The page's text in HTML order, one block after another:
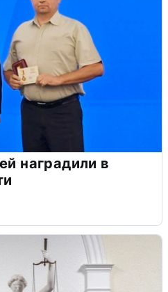
наградили в